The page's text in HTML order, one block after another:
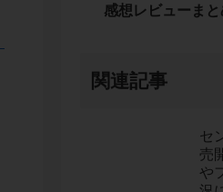
感想レビューまと
関連記事
セ
売
や